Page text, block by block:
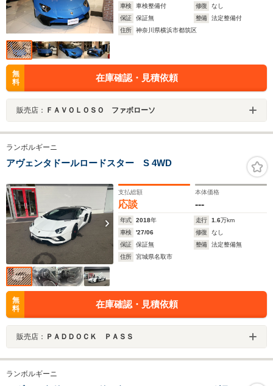
車検
車検整備付 修復
なし
保証
保証無 整備
法定整備付
住所
神奈川県横浜市都筑区
無
料
在庫確認・見積依頼
販売店： ＦＡＶＯＬＯＳＯ ファボローソ
ランボルギーニ
アヴェンタドールロードスター S 4WD
支払総額
応談
本体価格
---
年式 2018年 走行 1.6万km
車検
'27/06 修復
なし
保証
保証無 整備
法定整備無
住所
宮城県名取市
無
料
在庫確認・見積依頼
販売店： ＰＡＤＤＯＣＫ ＰＡＳＳ
ランボルギーニ